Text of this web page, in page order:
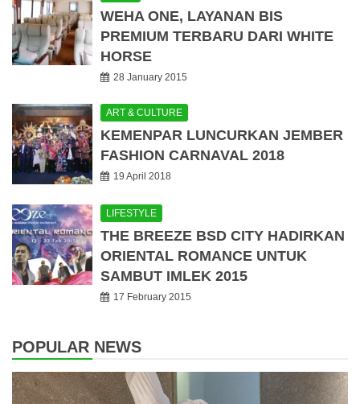
WEHA ONE, LAYANAN BIS
PREMIUM TERBARU DARI WHITE
HORSE
28 January 2015
ART & CULTURE
KEMENPAR LUNCURKAN JEMBER
FASHION CARNAVAL 2018
19 April 2018
LIFESTYLE
THE BREEZE BSD CITY HADIRKAN
ORIENTAL ROMANCE UNTUK
SAMBUT IMLEK 2015
17 February 2015
POPULAR NEWS